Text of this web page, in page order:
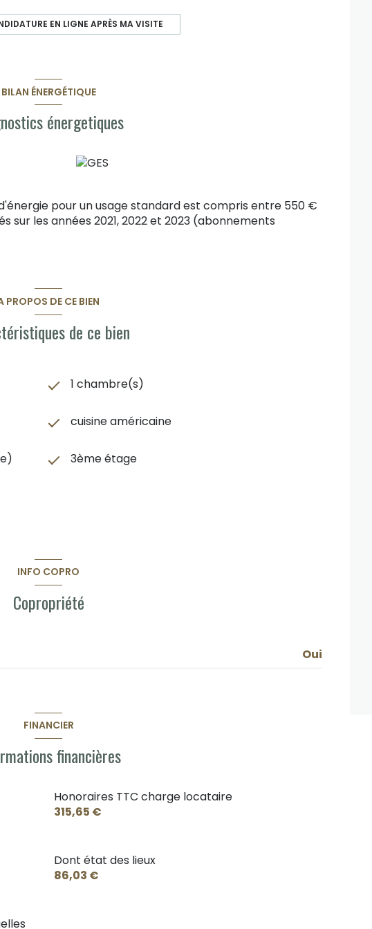
EN LIGNE APRÈS MA VISITE
BILAN ÉNERGÉTIQUE
énergetiques
pour un usage standard est compris entre 550 €
sur les années 2021, 2022 et 2023 (abonnements
PROPOS DE CE BIEN
de ce bien
1 chambre(s)
cuisine américaine
3ème étage
INFO COPRO
Copropriété
Oui
FINANCIER
financières
Honoraires TTC charge locataire
315,65 €
Dont état des lieux
86,03 €